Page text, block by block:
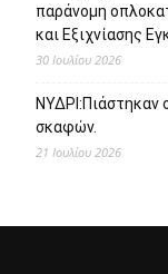
παράνομη
και Εξιχνίασης
30 Ιουλίου 2026
ΝΥΔΡΙ:Πιάστηκαν
σκαφών.
21 Ιουλίου 2026